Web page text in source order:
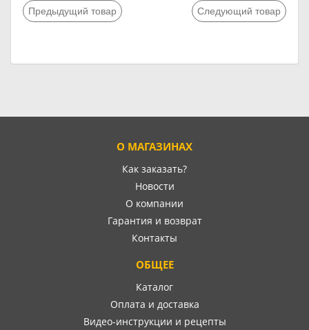
Предыдущий товар Следующий товар
О МАГАЗИНАХ
Как заказать?
Новости
О компании
Гарантия и возврат
Контакты
ОБЩЕЕ
Каталог
Оплата и доставка
Видео-инструкции и рецепты